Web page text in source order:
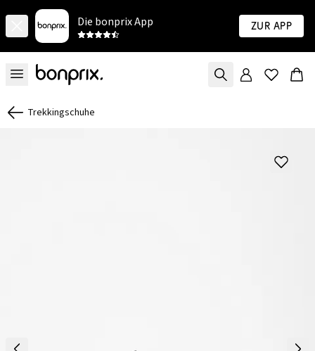
Die bonprix App Zur App
Trekkingschuhe